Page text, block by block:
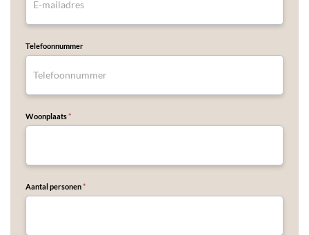
Telefoonnummer
Woonplaats*
Aantal personen*